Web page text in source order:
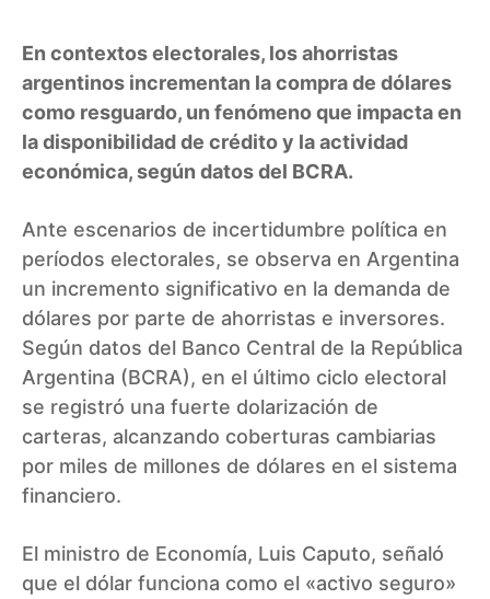
En contextos electorales, los ahorristas
argentinos incrementan la compra de dólares
como resguardo, un fenómeno que impacta en
la disponibilidad de crédito y la actividad
económica, según datos del BCRA.
Ante escenarios de incertidumbre política en
períodos electorales, se observa en Argentina
un incremento significativo en la demanda de
dólares por parte de ahorristas e inversores.
Según datos del Banco Central de la República
Argentina (BCRA), en el último ciclo electoral
se registró una fuerte dolarización de
carteras, alcanzando coberturas cambiarias
por miles de millones de dólares en el sistema
financiero.
El ministro de Economía, Luis Caputo, señaló
que el dólar funciona como el «activo seguro»